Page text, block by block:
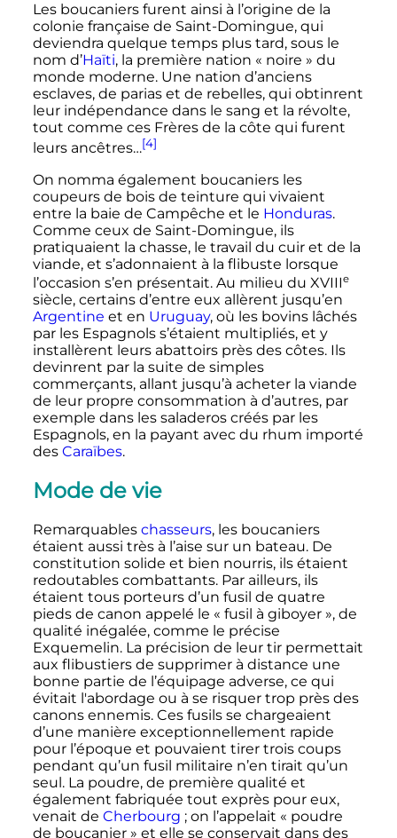
Les boucaniers furent ainsi à l’origine de la
colonie française de Saint-Domingue, qui
deviendra quelque temps plus tard, sous le
nom d’Haïti, la première nation « noire » du
monde moderne. Une nation d’anciens
esclaves, de parias et de rebelles, qui obtinrent
leur indépendance dans le sang et la révolte,
tout comme ces Frères de la côte qui furent
leurs ancêtres…[4]
On nomma également boucaniers les
coupeurs de bois de teinture qui vivaient
entre la baie de Campêche et le Honduras.
Comme ceux de Saint-Domingue, ils
pratiquaient la chasse, le travail du cuir et de la
viande, et s’adonnaient à la flibuste lorsque
l’occasion s’en présentait. Au milieu du XVIIIe
siècle, certains d’entre eux allèrent jusqu’en
Argentine et en Uruguay, où les bovins lâchés
par les Espagnols s’étaient multipliés, et y
installèrent leurs abattoirs près des côtes. Ils
devinrent par la suite de simples
commerçants, allant jusqu’à acheter la viande
de leur propre consommation à d’autres, par
exemple dans les saladeros créés par les
Espagnols, en la payant avec du rhum importé
des Caraïbes.
Mode de vie
Remarquables chasseurs, les boucaniers
étaient aussi très à l’aise sur un bateau. De
constitution solide et bien nourris, ils étaient
redoutables combattants. Par ailleurs, ils
étaient tous porteurs d’un fusil de quatre
pieds de canon appelé le « fusil à giboyer », de
qualité inégalée, comme le précise
Exquemelin. La précision de leur tir permettait
aux flibustiers de supprimer à distance une
bonne partie de l’équipage adverse, ce qui
évitait l'abordage ou à se risquer trop près des
canons ennemis. Ces fusils se chargeaient
d’une manière exceptionnellement rapide
pour l’époque et pouvaient tirer trois coups
pendant qu’un fusil militaire n’en tirait qu’un
seul. La poudre, de première qualité et
également fabriquée tout exprès pour eux,
venait de Cherbourg ; on l’appelait « poudre
de boucanier » et elle se conservait dans des